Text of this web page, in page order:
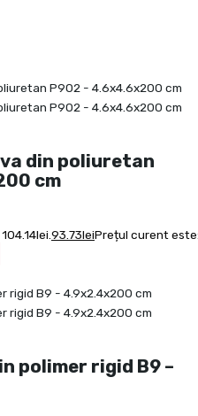
din poliuretan
cm
93.73leiPrețul curent
polimer rigid B9 –